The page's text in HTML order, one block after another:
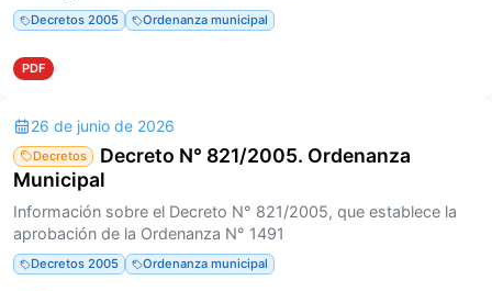
Decretos 2005 Ordenanza municipal
PDF
26 de junio de 2026
Decretos
Decreto N° 821/2005. Ordenanza
Municipal
Información sobre el Decreto N° 821/2005, que establece la
aprobación de la Ordenanza N° 1491
Decretos 2005 Ordenanza municipal